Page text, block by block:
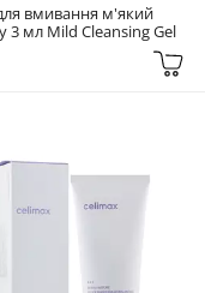
вмивання м'який
3 мл Mild Cleansing Gel